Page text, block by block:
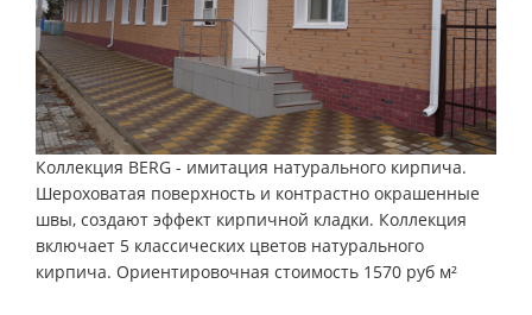
Коллекция BERG - имитация натурального кирпича.
Шероховатая поверхность и контрастно окрашенные
швы, создают эффект кирпичной кладки. Коллекция
включает 5 классических цветов натурального
кирпича. Ориентировочная стоимость 1570 руб м²